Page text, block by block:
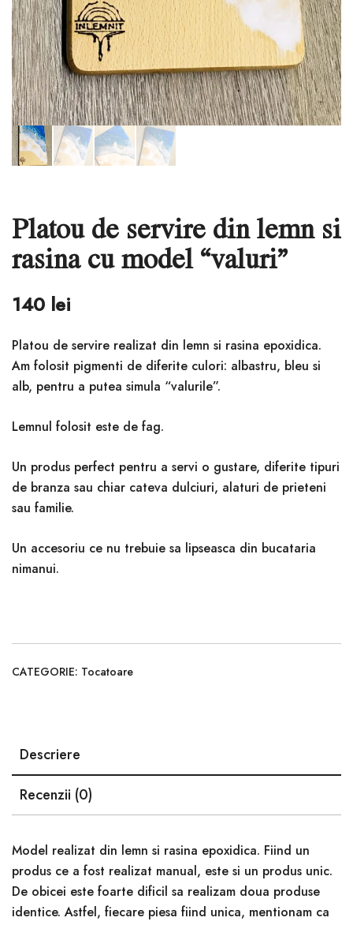
Platou de servire din lemn si
rasina cu model “valuri”
140 lei
Platou de servire realizat din lemn si rasina epoxidica.
Am folosit pigmenti de diferite culori: albastru, bleu si
alb, pentru a putea simula “valurile”.
Lemnul folosit este de fag.
Un produs perfect pentru a servi o gustare, diferite tipuri
de branza sau chiar cateva dulciuri, alaturi de prieteni
sau familie.
Un accesoriu ce nu trebuie sa lipseasca din bucataria
nimanui.
CATEGORIE: Tocatoare
Descriere
Recenzii (0)
Model realizat din lemn si rasina epoxidica. Fiind un
produs ce a fost realizat manual, este si un produs unic.
De obicei este foarte dificil sa realizam doua produse
identice. Astfel, fiecare piesa fiind unica, mentionam ca